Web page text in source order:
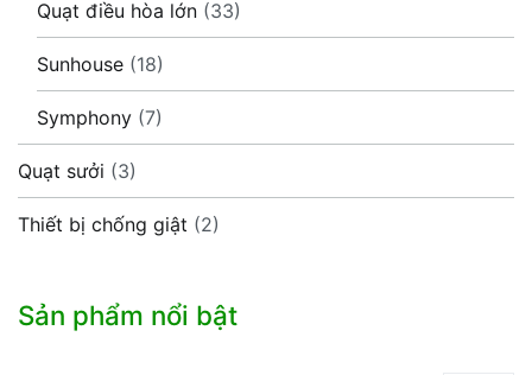
Quạt điều hòa lớn (33)
Sunhouse (18)
Symphony (7)
Quạt sưởi (3)
Thiết bị chống giật (2)
Sản phẩm nổi bật